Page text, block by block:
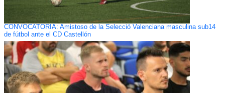
CONVOCATORIA: Amistoso de la Selecció Valenciana masculina sub14
de fútbol ante el CD Castellón